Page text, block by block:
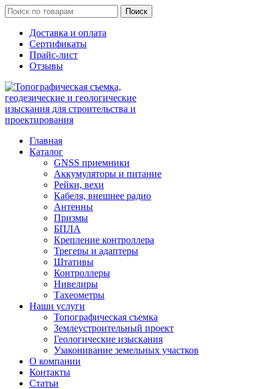
Поиск
Доставка и оплата
Сертификаты
Прайс-лист
Отзывы
Главная
Каталог
GNSS приемники
Аккумуляторы и питание
Рейки, вехи
Кабеля, внешнее радио
Антенны
Призмы
БПЛА
Крепление контроллера
Трегеры и адаптеры
Штативы
Контроллеры
Нивелиры
Тахеометры
Наши услуги
Топографическая съемка
Землеустроительный проект
Геологические изыскания
Узаконивание земельных участков
О компании
Контакты
Статьи